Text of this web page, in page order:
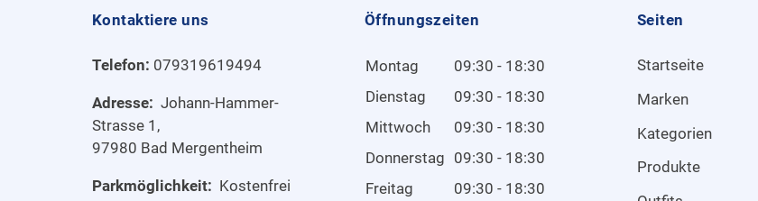
Kontaktiere uns
Telefon: 079319619494
Adresse: Johann-Hammer-
Strasse 1,
97980 Bad Mergentheim
Parkmöglichkeit: Kostenfrei
Öffnungszeiten
Montag
09:30 - 18:30
Dienstag
09:30 - 18:30
Mittwoch
09:30 - 18:30
Donnerstag 09:30 - 18:30
Freitag
09:30 - 18:30
Seiten
Startseite
Marken
Kategorien
Produkte